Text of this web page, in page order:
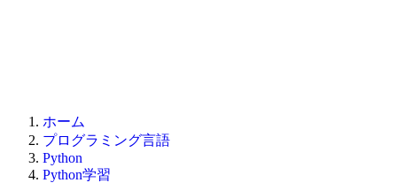
ホーム
プログラミング言語
Python
Python学習